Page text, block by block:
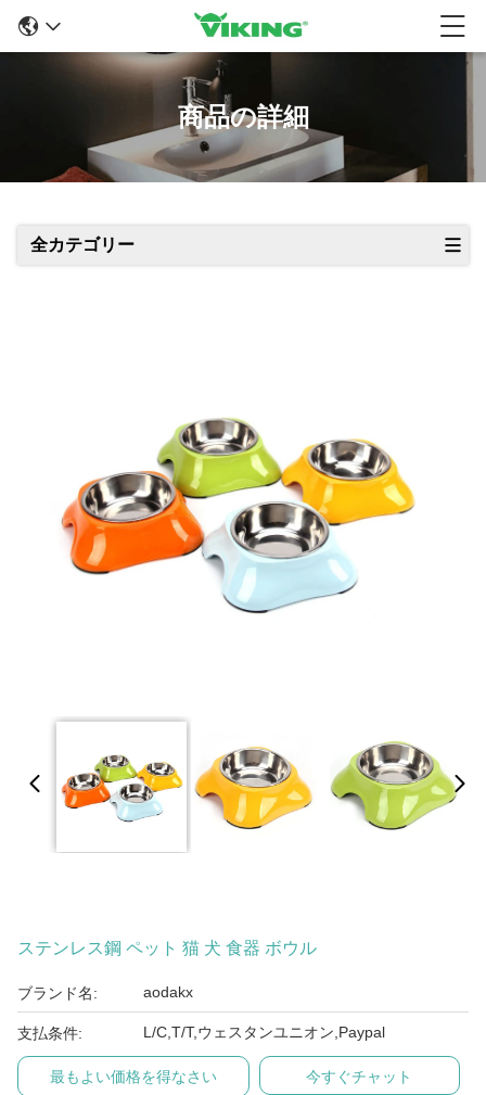
商品の詳細
全カテゴリー
ステンレス鋼 ペット 猫 犬 食器 ボウル
ブランド名: aodakx
支払条件: L/C,T/T,ウェスタンユニオン,Paypal
最もよい価格を得なさい 今すぐチャット